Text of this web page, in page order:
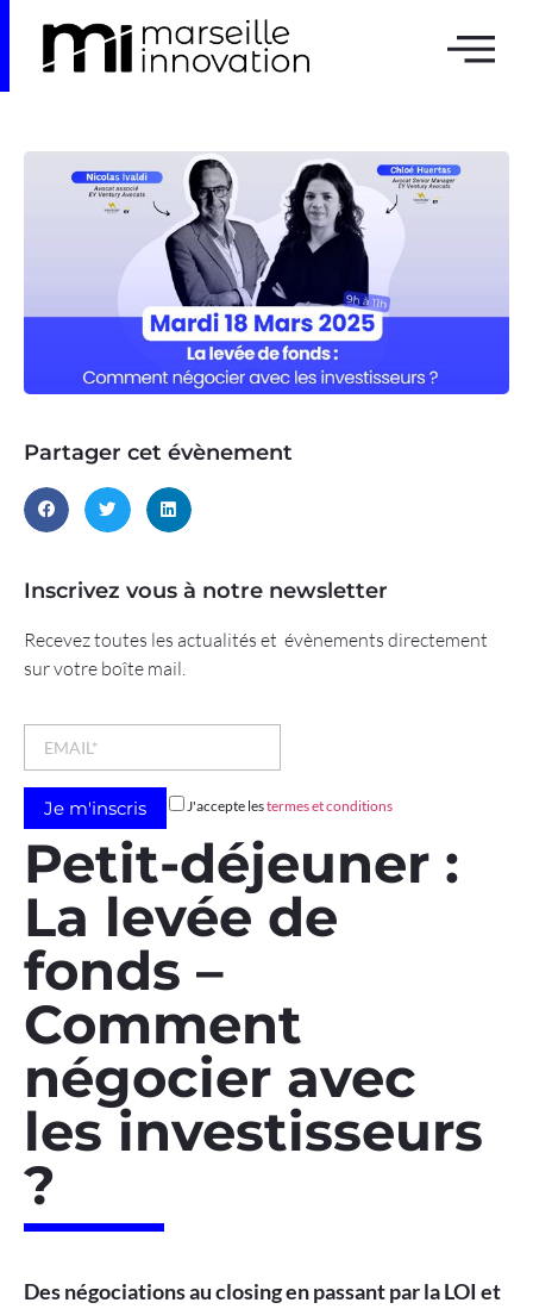
Partager cet évènement
Inscrivez vous à notre newsletter
Recevez toutes les actualités et évènements directement
sur votre boîte mail.
J'accepte lestermes et conditions
Petit-déjeuner :
La levée de
fonds –
Comment
négocier avec
les investisseurs
?
Des négociations au closing en passant par la LOI et